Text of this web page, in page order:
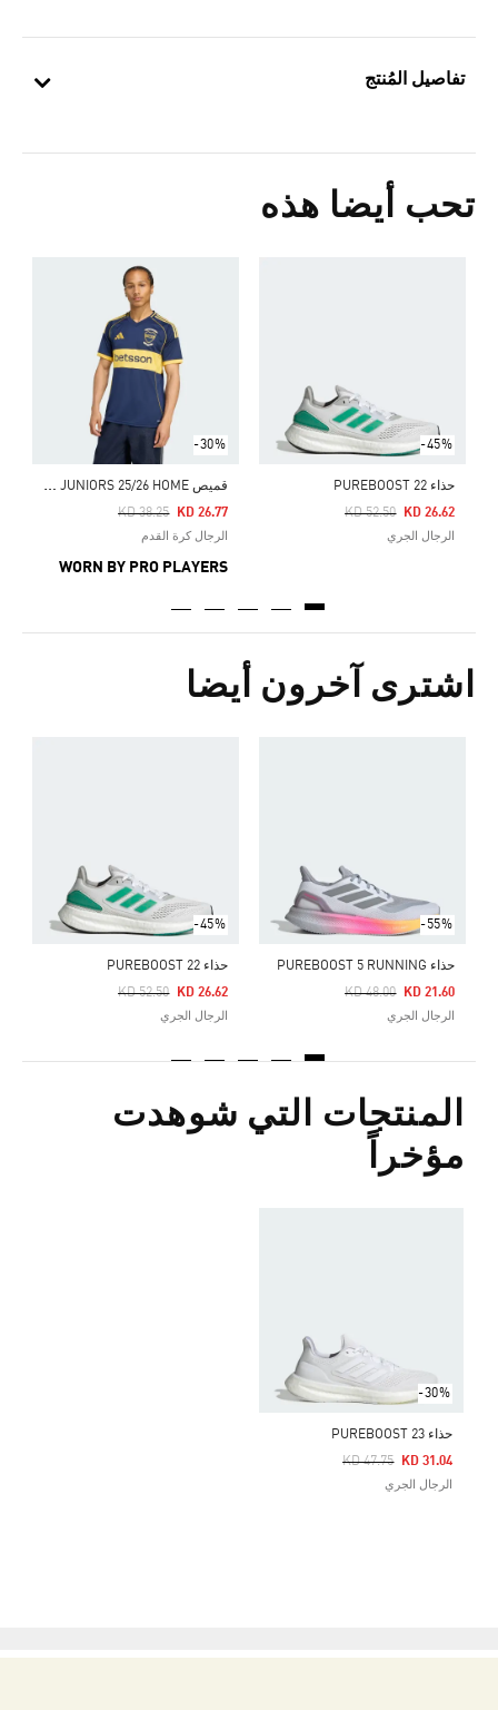
تفاصيل المُنتج
تحب أيضا هذه
-45%
حذاء PUREBOOST 22
KD 52.50 KD 26.62
الرجال الجري
-30%
ق
ميص BOCA JUNIORS 25/26 HOME
Price Reduced From
KD 38.25
To KD 26.77
الرجال كرة القدم
WORN BY PRO PLAYERS
Price Reduced From
اشترى آخرون أيضا
-55%
حذاء PUREBOOST 5 RUNNING
Price Reduced From
KD 48.00
To KD 21.60
الرجال الجري
-45%
حذاء PUREBOOST 22
Price Reduced From
KD 52.50
To KD 26.62
الرجال الجري
المنتجات التي شوهدت
مؤخراً
-30%
حذاء PUREBOOST 23
Price Reduced From
KD 47.75
To KD 31.04
الرجال الجري